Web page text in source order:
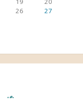
26
27